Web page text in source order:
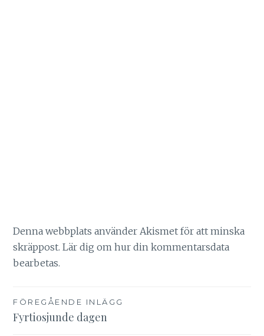
Denna webbplats använder Akismet för att minska
skräppost.Lär dig om hur din kommentarsdata
bearbetas.
Inläggsnavigering
FÖREGÅENDE INLÄGG
Fyrtiosjunde dagen